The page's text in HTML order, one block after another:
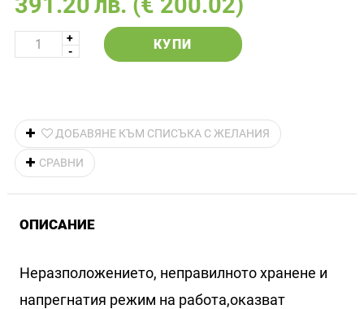
КУПИ
ДОБАВЯНЕ КЪМ СПИСЪКА С ЖЕЛАНИЯ
СРАВНИ
ОПИСАНИЕ
Неразположението, неправилното хранене и
напрегнатия режим на работа,оказват